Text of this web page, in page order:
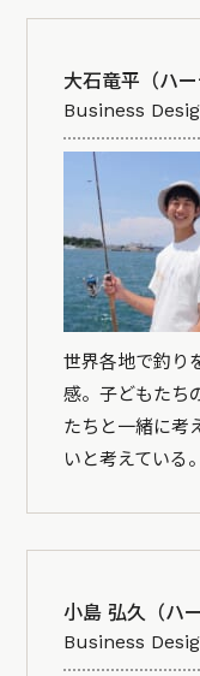
大石竜平（ハ
Business
世界各地で釣り
感。子どもたち
たちと一緒に考
いと考えている。
小島 弘久（ハ
Business